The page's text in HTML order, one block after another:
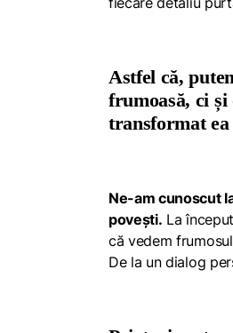
Astfel că,
frumoasă, ci și
transformat
Ne-am cunoscut
povești. La
că vedem
De la un dialog